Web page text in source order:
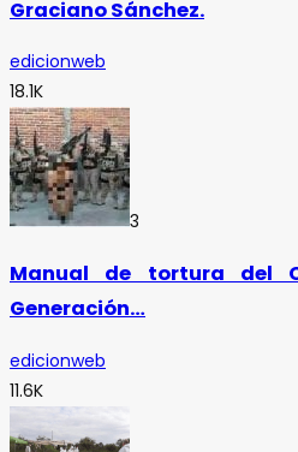
Graciano Sánchez.
edicionweb
18.1K
3
Manual de tortura del
Generación…
edicionweb
11.6K